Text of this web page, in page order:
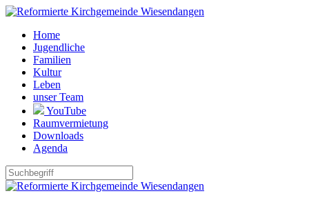
Home
Jugendliche
Familien
Kultur
Leben
unser Team
YouTube
Raumvermietung
Downloads
Agenda